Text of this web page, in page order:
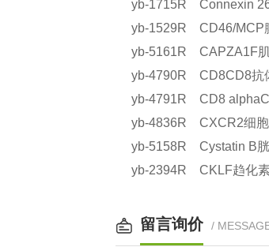
yb-1715R Connexin
yb-1529R CD46/MCP
yb-5161R CAPZA1F
yb-4790R CD8CD8抗
yb-4791R CD8
yb-4836R CXCR2细胞
yb-5158R Cystatin B
yb-2394R CKLF趋化
留言询价 /